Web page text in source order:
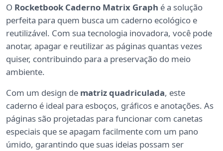
O Rocketbook Caderno Matrix Graph é a solução
perfeita para quem busca um caderno ecológico e
reutilizável. Com sua tecnologia inovadora, você pode
anotar, apagar e reutilizar as páginas quantas vezes
quiser, contribuindo para a preservação do meio
ambiente.
Com um design de matriz quadriculada, este
caderno é ideal para esboços, gráficos e anotações. As
páginas são projetadas para funcionar com canetas
especiais que se apagam facilmente com um pano
úmido, garantindo que suas ideias possam ser